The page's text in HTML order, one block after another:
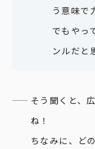
う意味で
でもやっ
ンルだと
そう聞くと、
ね！
ちなみに、ど